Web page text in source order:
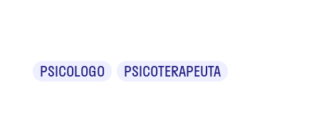
PSICOLOGO PSICOTERAPEUTA